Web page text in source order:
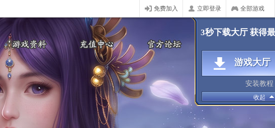
免费加入 立即登录 全部游戏
3秒下载大厅 获得
游戏大厅
安装教程
收起